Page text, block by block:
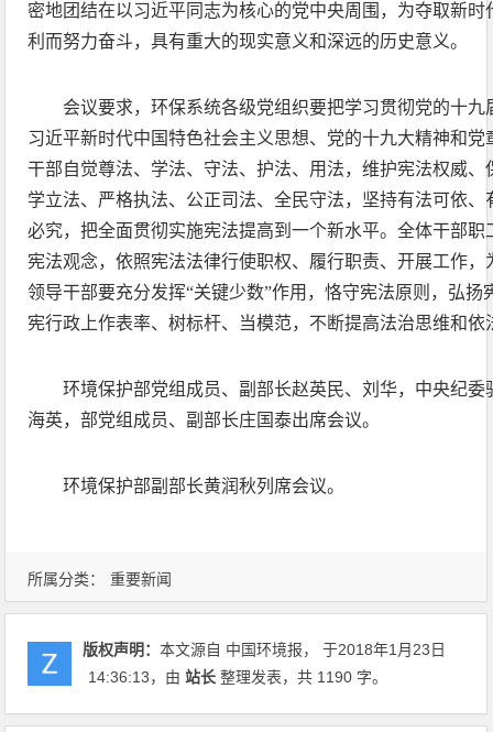
所属分类： 重要新闻
密地团结在以习近平同志为核心的党中央周围，为夺取新
利而努力奋斗，具有重大的现实意义和深远的历史意义。
会议要求，环保系统各级党组织要把学习贯彻党的十
习近平新时代中国特色社会主义思想、党的十九大精神和
干部自觉尊法、学法、守法、护法、用法，维护宪法权威
学立法、严格执法、公正司法、全民守法，坚持有法可依
必究，把全面贯彻实施宪法提高到一个新水平。全体干部
宪法观念，依照宪法法律行使职权、履行职责、开展工作
领导干部要充分发挥“关键少数”作用，恪守宪法原则，弘扬
宪行政上作表率、树标杆、当模范，不断提高法治思维和依
环境保护部党组成员、副部长赵英民、刘华，中央纪
海英，部党组成员、副部长庄国泰出席会议。
环境保护部副部长黄润秋列席会议。
版权声明：本文源自 中国环境报， 于2018年1月23日
14:36:13，由站长 整理发表，共 1190 字。